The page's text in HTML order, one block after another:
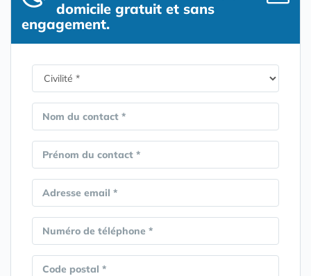
domicile gratuit et sans
engagement.
Nom du contact *
Prénom du contact *
Adresse email *
Numéro de téléphone *
Code postal *